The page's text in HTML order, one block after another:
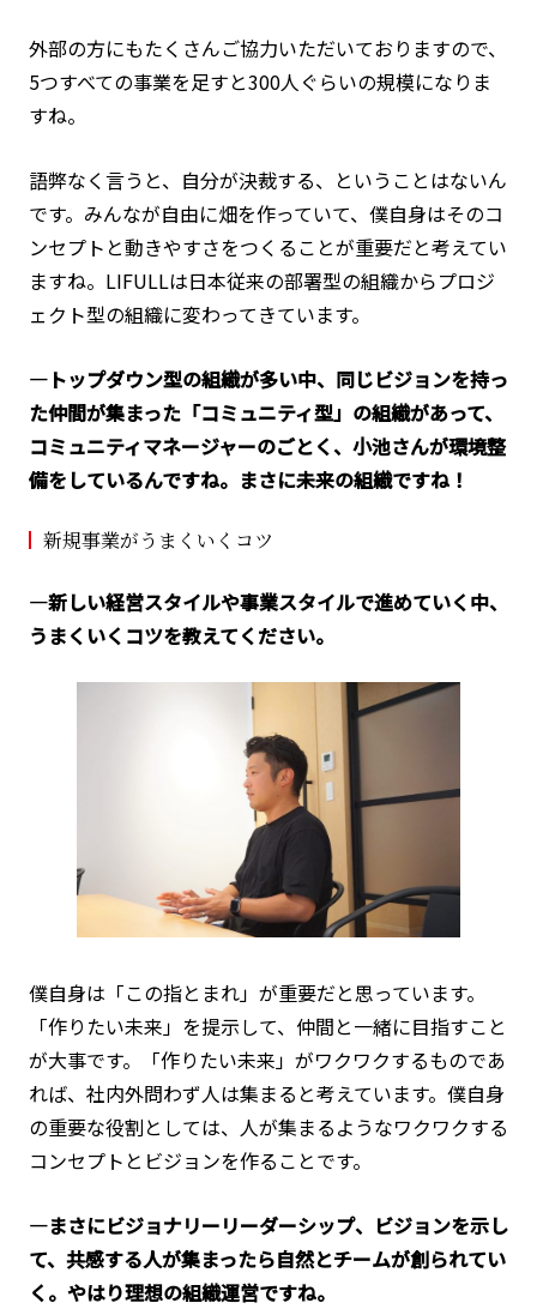
外部の方にもたくさんご協力いただいておりますので、
5つすべての事業を足すと300人ぐらいの規模になりま
すね。
語弊なく言うと、自分が決裁する、ということはないん
です。みんなが自由に畑を作っていて、僕自身はそのコ
ンセプトと動きやすさをつくることが重要だと考えてい
ますね。LIFULLは日本従来の部署型の組織からプロジ
ェクト型の組織に変わってきています。
―トップダウン型の組織が多い中、同じビジョンを持っ
た仲間が集まった「コミュニティ型」の組織があって、
コミュニティマネージャーのごとく、小池さんが環境整
備をしているんですね。まさに未来の組織ですね！
新規事業がうまくいくコツ
―新しい経営スタイルや事業スタイルで進めていく中、
うまくいくコツを教えてください。
僕自身は「この指とまれ」が重要だと思っています。
「作りたい未来」を提示して、仲間と一緒に目指すこと
が大事です。「作りたい未来」がワクワクするものであ
れば、社内外問わず人は集まると考えています。僕自身
の重要な役割としては、人が集まるようなワクワクする
コンセプトとビジョンを作ることです。
―まさにビジョナリーリーダーシップ、ビジョンを示し
て、共感する人が集まったら自然とチームが創られてい
く。やはり理想の組織運営ですね。